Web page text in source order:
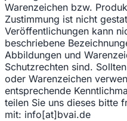
Warenzeichen bzw.
Zustimmung ist nicht
Veröffentlichungen kann
beschriebene
Abbildungen und
Schutzrechten sind.
oder Warenzeichen
entsprechende
teilen Sie uns dieses bitte
mit: info[at]bvai.de